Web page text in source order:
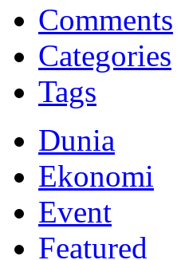
Memberikan yang terbaik
Comments
Categories
Tags
Dunia
Ekonomi
Event
Featured